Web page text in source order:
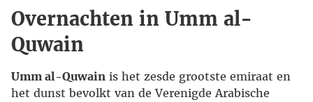
Overnachten in Umm al-
Quwain
Umm al-Quwain is het zesde grootste emiraat en
het dunst bevolkt van de Verenigde Arabische